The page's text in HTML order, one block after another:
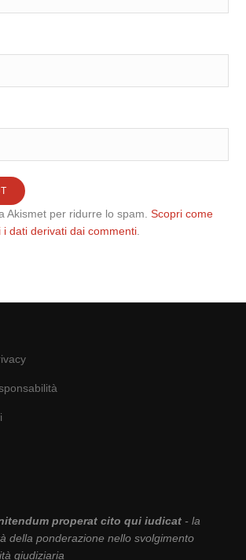
Akismet per ridurre lo spam.Scopri come
dati derivati dai commenti
properat cito qui iudicat- la
della ponderazione nello svolgimento
giudiziaria